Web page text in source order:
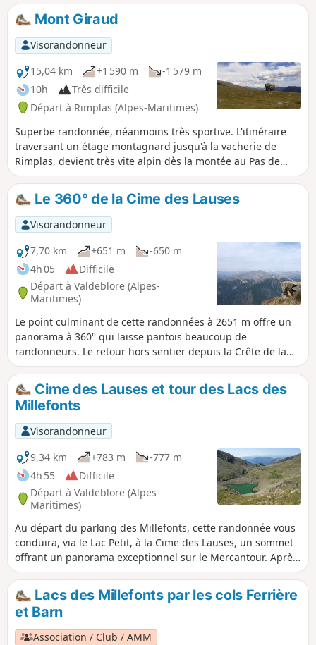
Mont Giraud
Visorandonneur
15,04 km
+1 590 m
-1 579 m
10h
Très difficile
Départ à Rimplas (Alpes-Maritimes)
Superbe randonnée, néanmoins très sportive. L'itinéraire
traversant un étage montagnard jusqu'à la vacherie de
Rimplas, devient très vite alpin dès la montée au Pas de
Rimplas. Au sommet du Mont Giraud, les efforts seront vite
oubliés et vous serez récompensé par le magnifique
panorama qui s'étend du Queyras et Mont Viso au Nord
jusqu'à l'Argentera et le Mercantour à l'Est.
Le 360° de la Cime des Lauses
Visorandonneur
7,70 km
+651 m
-650 m
4h 05
Difficile
Départ à Valdeblore (Alpes-
Maritimes)
Le point culminant de cette randonnées à 2651 m offre un
panorama à 360° qui laisse pantois beaucoup de
randonneurs. Le retour hors sentier depuis la Crête de la
Tranche entre les pierres et l'herbe glissante demande
prudence.
Cime des Lauses et tour des Lacs des
Millefonts
Visorandonneur
9,34 km
+783 m
-777 m
4h 55
Difficile
Départ à Valdeblore (Alpes-
Maritimes)
Au départ du parking des Millefonts, cette randonnée vous
conduira, via le Lac Petit, à la Cime des Lauses, un sommet
offrant un panorama exceptionnel sur le Mercantour. Après
un passage hors sentier balisé par la crête des Têtes des
Margès et du Barn, vous rejoindrez le Col du Barn et
descendrez à proximité des autres jolis lacs des Millefonts :
le Lac Gros (en légère forme de cœur) et le Lac Long
(entièrement colonisé par des plantes aquatiques).
Lacs des Millefonts par les cols Ferrière
et Barn
Association / Club / AMM